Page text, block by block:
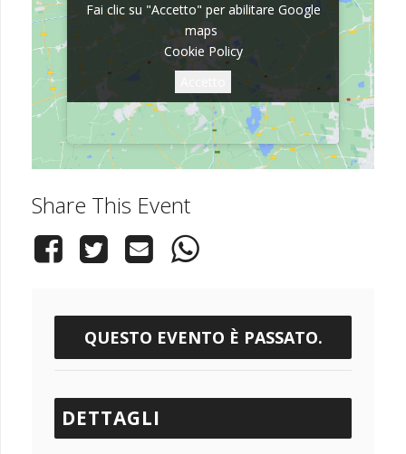
Fai clic su "Accetto" per abilitare Google
maps
Cookie Policy
Fai clic su "Accetto" per abilitare Google
maps
Cookie Policy
Share This Event
QUESTO EVENTO È PASSATO.
DETTAGLI